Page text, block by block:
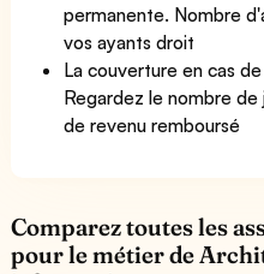
permanente. Nombre
vos ayants droit
La couverture en cas
Regardez le nombre
de revenu remboursé
Comparez toutes les
pour le métier de